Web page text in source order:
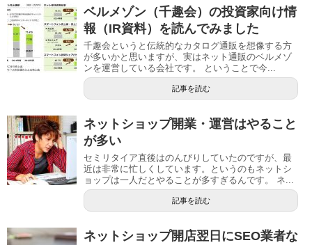
ベルメゾン（千趣会）の投資家向け情
報（IR資料）を読んでみました
千趣会というと伝統的なカタログ通販を想像する方
が多いかと思いますが、実はネット通販のベルメゾ
ンを運営している会社です。 ということで今...
記事を読む
ネットショップ開業・運営はやること
が多い
セミリタイア直後はのんびりしていたのですが、最
近は非常に忙しくしています。というのもネットシ
ョップは一人だとやることが多すぎるんです。 ネ...
記事を読む
ネットショップ開店翌日にSEO業者な